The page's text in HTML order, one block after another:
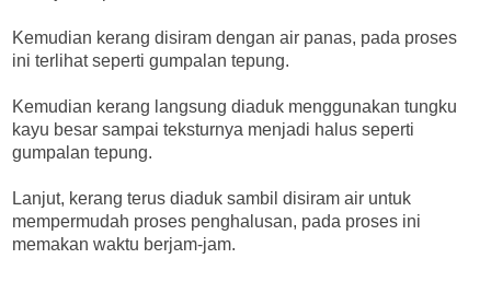
Kemudian kerang disiram dengan air panas, pada proses
ini terlihat seperti gumpalan tepung.
Kemudian kerang langsung diaduk menggunakan tungku
kayu besar sampai teksturnya menjadi halus seperti
gumpalan tepung.
Lanjut, kerang terus diaduk sambil disiram air untuk
mempermudah proses penghalusan, pada proses ini
memakan waktu berjam-jam.